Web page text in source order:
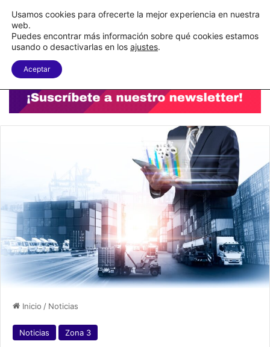
C&A México completa la implementación de su WMS en la nube
Menu
Inicio / Noticias
Noticias Zona 3
Usamos cookies para ofrecerte la mejor experiencia en nuestra
web.
Puedes encontrar más información sobre qué cookies estamos
usando o desactivarlas en los ajustes.
Aceptar